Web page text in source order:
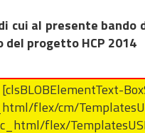
al presente bando
progetto HCP 2014
flex/cm/
flex/